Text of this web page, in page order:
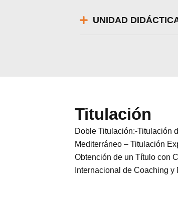
UNIDAD
Titulación
Doble Titulación:-Titulación
Mediterráneo – Titulación
Obtención de un Título con
Internacional de Coaching y